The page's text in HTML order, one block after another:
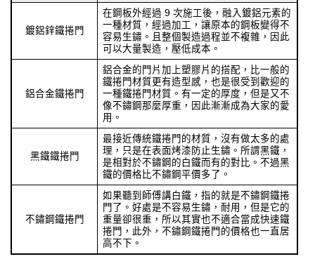
鍍鋁鋅鐵捲門
在鋼板外經過 9 次施工後，融入鍍鋁元素的
一種材質，經過加工，讓原本的鋼板變得不
容易生鏽。且整個製造過程並不複雜，因此
可以大量製造，壓低成本。
鋁合金鐵捲門
鋁合金的門片加上塑膠片的搭配，比一般的
鐵捲門材質更有造型感，也是很受到歡迎的
一種鐵捲門材質。有一定的厚度，但是又不
像不鏽鋼那麼厚重，因此漸漸成為大家的愛
用。
黑鐵鐵捲門
最接近傳統鐵捲門的材質，沒有做太多的處
理，只是在表面烤漆防止生鏽。所謂黑鐵，
是相對於不鏽鋼的白鐵而有的對比。不過黑
鐵的價格比不鏽鋼平價多了。
不鏽鋼鐵捲門
如果聽到師傅講白鐵，指的就是不鏽鋼鐵捲
門了。好處是不容易生鏽，耐用，但是它的
重量卻很重，所以其實也不適合當成快速鐵
捲門，此外，不鏽鋼鐵捲門的價格也一直居
高不下。